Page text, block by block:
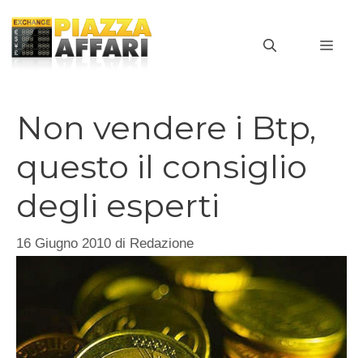
contenuto
Non vendere i Btp,
questo il consiglio
degli esperti
16 Giugno 2010 di Redazione